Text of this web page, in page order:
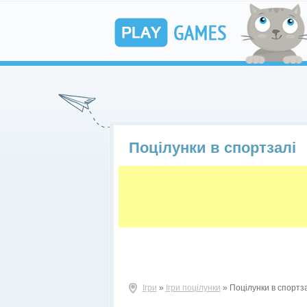
Поцілунки в спортзалі
Ігри » Ігри поцілунки » Поцілунки в